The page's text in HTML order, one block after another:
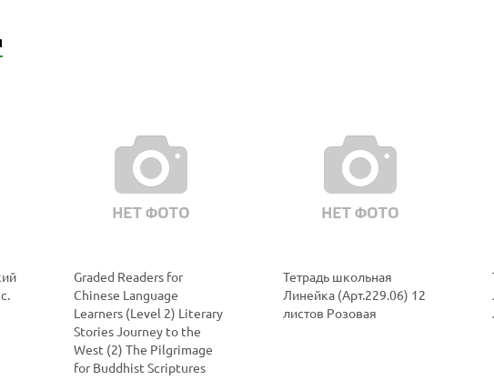
Graded Readers for
Chinese Language
Learners (Level 2) Literary
Stories Journey to the
West (2) The Pilgrimage
for Buddhist Scriptures
Тетрадь школьная
Линейка (Арт.229.06) 12
листов Розовая